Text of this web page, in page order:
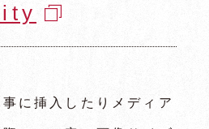
に挿入したりメディア